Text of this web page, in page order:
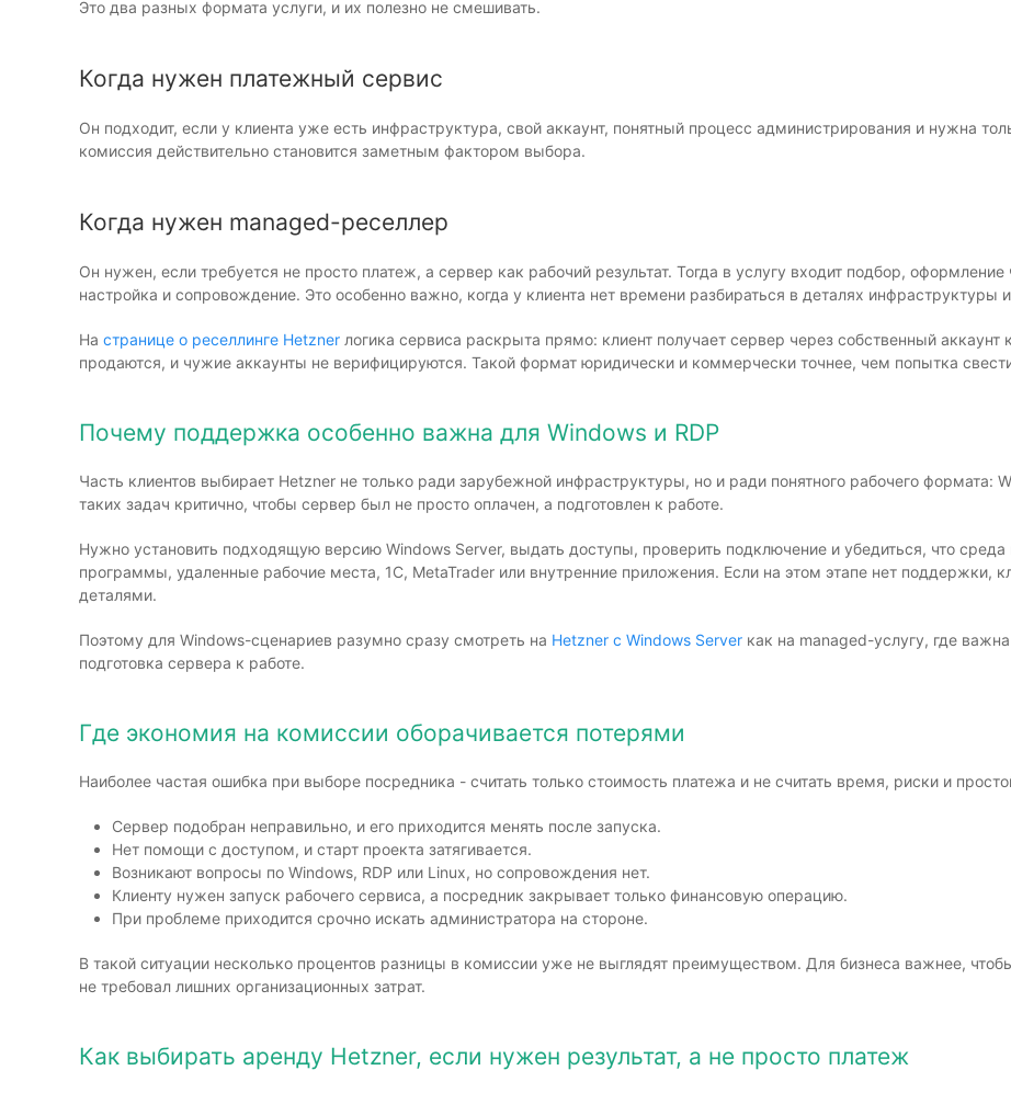
Это два разных формата услуги, и их полезно не смешивать.
Когда нужен платежный сервис
Он подходит, если у клиента уже есть инфраструктура, свой аккаунт, понятный процесс администрирования и нужна
комиссия действительно становится заметным фактором выбора.
Когда нужен managed-реселлер
Он нужен, если требуется не просто платеж, а сервер как рабочий результат. Тогда в услугу входит подбор,
настройка и сопровождение. Это особенно важно, когда у клиента нет времени разбираться в деталях инфраструктуры
На странице о реселлинге Hetzner логика сервиса раскрыта прямо: клиент получает сервер через собственный
продаются, и чужие аккаунты не верифицируются. Такой формат юридически и коммерчески точнее, чем попытка свести
Почему поддержка особенно важна для Windows и RDP
Часть клиентов выбирает Hetzner не только ради зарубежной инфраструктуры, но и ради понятного рабочего формата:
таких задач критично, чтобы сервер был не просто оплачен, а подготовлен к работе.
Нужно установить подходящую версию Windows Server, выдать доступы, проверить подключение и убедиться, что
программы, удаленные рабочие места, 1С, MetaTrader или внутренние приложения. Если на этом этапе нет поддержки,
деталями.
Поэтому для Windows-сценариев разумно сразу смотреть на Hetzner с Windows Server как на managed-услугу, где
подготовка сервера к работе.
Где экономия на комиссии оборачивается потерями
Наиболее частая ошибка при выборе посредника - считать только стоимость платежа и не считать время, риски и
Сервер подобран неправильно, и его приходится менять после запуска.
Нет помощи с доступом, и старт проекта затягивается.
Возникают вопросы по Windows, RDP или Linux, но сопровождения нет.
Клиенту нужен запуск рабочего сервиса, а посредник закрывает только финансовую операцию.
При проблеме приходится срочно искать администратора на стороне.
В такой ситуации несколько процентов разницы в комиссии уже не выглядят преимуществом. Для бизнеса важнее,
не требовал лишних организационных затрат.
Как выбирать аренду Hetzner, если нужен результат, а не просто платеж